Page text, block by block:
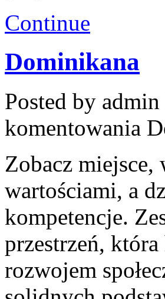
Continue
Dominikana
Posted by admin
komentowania
Zobacz miejsce,
wartościami, a
kompetencje.
przestrzeń,
rozwojem